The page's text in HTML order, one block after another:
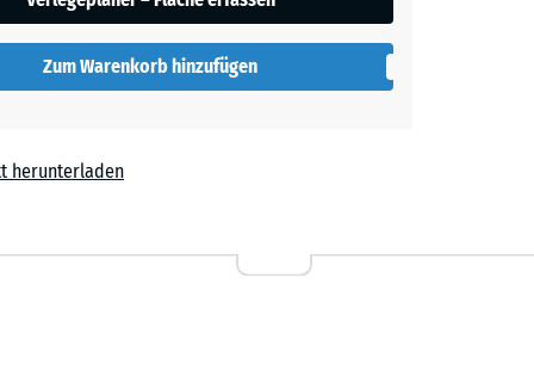
Zum Warenkorb hinzufügen
herunterladen